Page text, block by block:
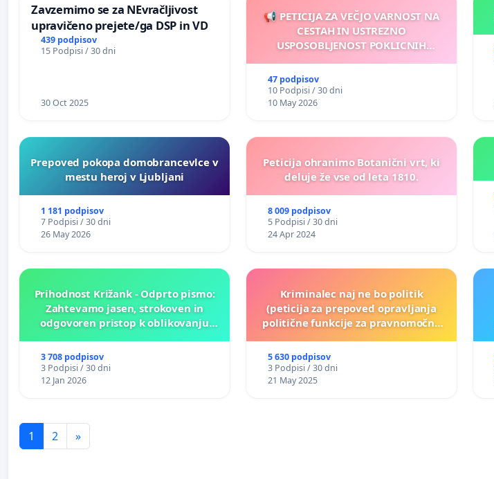
Zavzemimo se za NEvračljivost
upravičeno prejete/ga DSP in VD
439 podpisov
15 Podpisi / 30 dni
30 Oct 2025
📢 PETICIJA ZA VEČJO VARNOST NA
CESTAH IN USTREZNO
USPOSOBLJENOST POKLICNIH
47 podpisov
10 Podpisi / 30 dni
10 May 2026
Prepoved pokopa domobrancevlce v
mestu heroj v Ljubljani
1 181 podpisov
7 Podpisi / 30 dni
26 May 2026
Peticija ohranimo Botanični vrt, ki
deluje že vse od leta 1810.
8 009 podpisov
5 Podpisi / 30 dni
24 Apr 2024
Prihodnost Križank - Odprto pismo:
Zahtevamo jasen, strokoven in
odgovoren pristop k oblikovanju
3 708 podpisov
3 Podpisi / 30 dni
12 Jan 2026
Kriminalec naj ne bo politik
(peticija za prepoved opravljanja
politične funkcije za pravnomočno
5 630 podpisov
3 Podpisi / 30 dni
21 May 2025
1 2 »